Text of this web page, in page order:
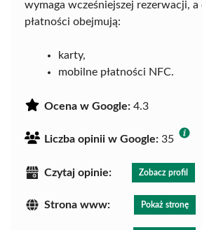
wymaga wcześniejszej rezerwacji,
płatności obejmują:
karty,
mobilne płatności NFC.
Ocena w Google: 4.3
Liczba opinii w Google: 35
Czytaj opinie: Zobacz profil
Strona www: Pokaż stronę